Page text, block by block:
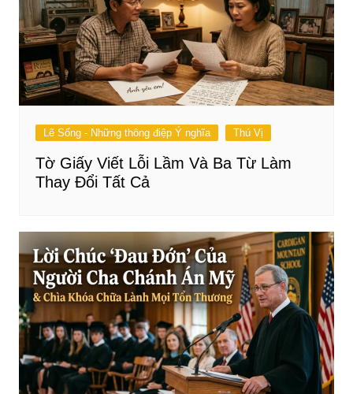
Lẽ Sống - Những thông điệp Ý nghĩa Thú Vị
Tờ Giấy Viết Lỗi Lầm Và Ba Từ Làm
Thay Đổi Tất Cả